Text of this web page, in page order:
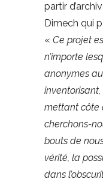
partir
Dimech qui
« Ce projet
n’importe
anonymes
mettant côte
cherchons-
bouts de
vérité, la
dans